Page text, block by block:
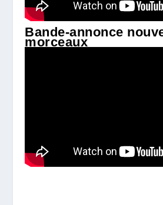
Bande-annonce
morceaux